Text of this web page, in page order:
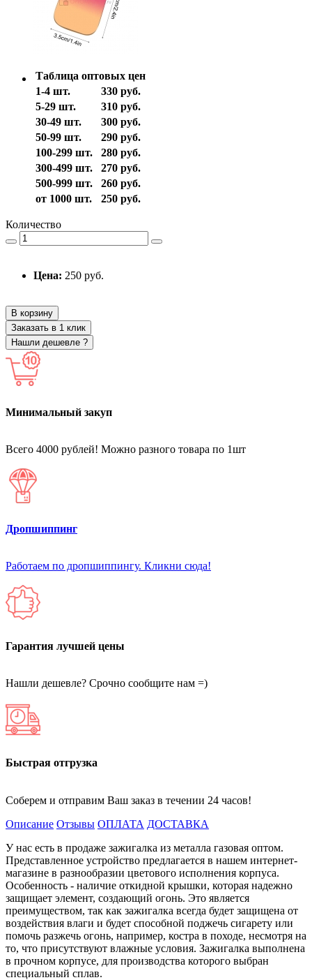
Таблица оптовых цен
1-4 шт.
330 руб.
5-29 шт.
310 руб.
30-49 шт.
300 руб.
50-99 шт.
290 руб.
100-299 шт.
280 руб.
300-499 шт.
270 руб.
500-999 шт.
260 руб.
от 1000 шт.
250 руб.
Количество
Цена: 250 руб.
В корзину
Заказать в 1 клик
Нашли дешевле ?
Минимальный закуп
Всего 4000 рублей! Можно разного товара по 1шт
Дропшиппинг
Работаем по дропшиппингу. Кликни сюда!
Гарантия лучшей цены
Нашли дешевле? Срочно сообщите нам =)
Быстрая отгрузка
Соберем и отправим Ваш заказ в течении 24 часов!
Описание Отзывы ОПЛАТА ДОСТАВКА
У нас есть в продаже зажигалка из металла газовая оптом.
Представленное устройство предлагается в нашем интернет-
магазине в разнообразии цветового исполнения корпуса.
Особенность - наличие откидной крышки, которая надежно
защищает элемент, создающий огонь. Это является
преимуществом, так как зажигалка всегда будет защищена от
воздействия влаги и будет способной поджечь сигарету или
помочь разжечь огонь, например, костра в походе, несмотря на
то, что присутствуют влажные условия. Зажигалка выполнена
в прочном корпусе, для производства которого выбран
специальный сплав.